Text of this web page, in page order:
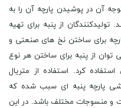
آن در پوشیدن پارچه آن را به
از پنبه برای تهیه
برای ساختن نخ های صنعتی و
از پنبه برای ساختن هر نوع
کرد. استفاده از متریال
پارچه پنبه ای سبب شده که
و منسوجات مختلف باشد. در این